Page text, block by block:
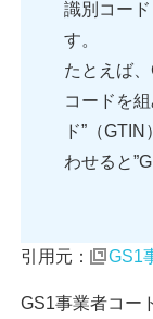
識別コー
す。
たとえば
コードを
ド”（
わせると
引用元： GS1
GS1事業者コー